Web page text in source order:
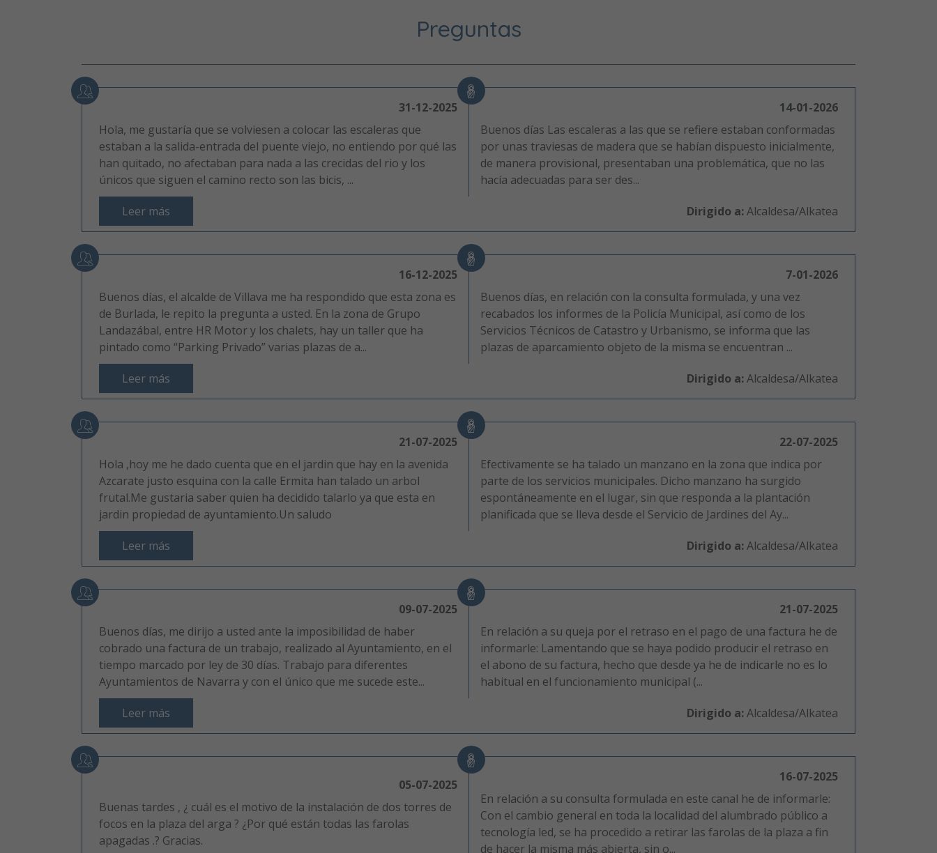
Preguntas
31-12-2025
Hola, me gustaría que se volviesen a colocar las escaleras que
estaban a la salida-entrada del puente viejo, no entiendo por qué las
han quitado, no afectaban para nada a las crecidas del rio y los
únicos que siguen el camino recto son las bicis, ...
14-01-2026
Buenos días Las escaleras a las que se refiere estaban conformadas
por unas traviesas de madera que se habían dispuesto inicialmente,
de manera provisional, presentaban una problemática, que no las
hacía adecuadas para ser des...
Leer más Dirigido a: Alcaldesa/Alkatea
16-12-2025
Buenos días, el alcalde de Villava me ha respondido que esta zona es
de Burlada, le repito la pregunta a usted. En la zona de Grupo
Landazábal, entre HR Motor y los chalets, hay un taller que ha
pintado como “Parking Privado” varias plazas de a...
7-01-2026
Buenos días, en relación con la consulta formulada, y una vez
recabados los informes de la Policía Municipal, así como de los
Servicios Técnicos de Catastro y Urbanismo, se informa que las
plazas de aparcamiento objeto de la misma se encuentran ...
Leer más Dirigido a: Alcaldesa/Alkatea
21-07-2025
Hola ,hoy me he dado cuenta que en el jardin que hay en la avenida
Azcarate justo esquina con la calle Ermita han talado un arbol
frutal.Me gustaria saber quien ha decidido talarlo ya que esta en
jardin propiedad de ayuntamiento.Un saludo
22-07-2025
Efectivamente se ha talado un manzano en la zona que indica por
parte de los servicios municipales. Dicho manzano ha surgido
espontáneamente en el lugar, sin que responda a la plantación
planificada que se lleva desde el Servicio de Jardines del Ay...
Leer más Dirigido a: Alcaldesa/Alkatea
09-07-2025
Buenos días, me dirijo a usted ante la imposibilidad de haber
cobrado una factura de un trabajo, realizado al Ayuntamiento, en el
tiempo marcado por ley de 30 días. Trabajo para diferentes
Ayuntamientos de Navarra y con el único que me sucede este...
21-07-2025
En relación a su queja por el retraso en el pago de una factura he de
informarle: Lamentando que se haya podido producir el retraso en
el abono de su factura, hecho que desde ya he de indicarle no es lo
habitual en el funcionamiento municipal (...
Leer más Dirigido a: Alcaldesa/Alkatea
05-07-2025
Buenas tardes , ¿ cuál es el motivo de la instalación de dos torres de
focos en la plaza del arga ? ¿Por qué están todas las farolas
apagadas .? Gracias.
16-07-2025
En relación a su consulta formulada en este canal he de informarle:
Con el cambio general en toda la localidad del alumbrado público a
tecnología led, se ha procedido a retirar las farolas de la plaza a fin
de hacer la misma más abierta, sin o...